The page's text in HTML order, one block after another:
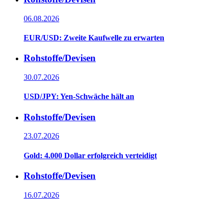
06.08.2026
EUR/USD: Zweite Kaufwelle zu erwarten
Rohstoffe/Devisen
30.07.2026
USD/JPY: Yen-Schwäche hält an
Rohstoffe/Devisen
23.07.2026
Gold: 4.000 Dollar erfolgreich verteidigt
Rohstoffe/Devisen
16.07.2026